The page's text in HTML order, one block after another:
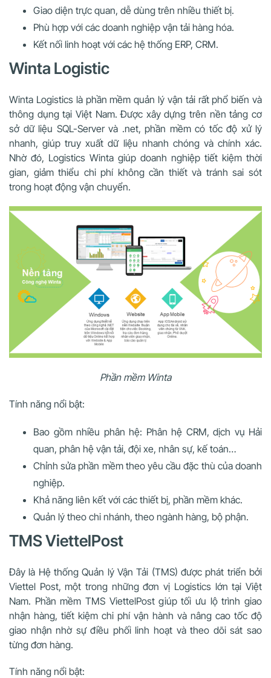
Giao diện trực quan, dễ dùng trên nhiều thiết bị.
Phù hợp với các doanh nghiệp vận tải hàng hóa.
Kết nối linh hoạt với các hệ thống ERP, CRM.
Winta Logistic
Winta Logistics là phần mềm quản lý vận tải rất phổ biến và
thông dụng tại Việt Nam. Được xây dựng trên nền tảng cơ
sở dữ liệu SQL-Server và .net, phần mềm có tốc độ xử lý
nhanh, giúp truy xuất dữ liệu nhanh chóng và chính xác.
Nhờ đó, Logistics Winta giúp doanh nghiệp tiết kiệm thời
gian, giảm thiểu chi phí không cần thiết và tránh sai sót
trong hoạt động vận chuyển.
Phần mềm Winta
Tính năng nổi bật:
Bao gồm nhiều phân hệ: Phân hệ CRM, dịch vụ Hải
quan, phân hệ vận tải, đội xe, nhân sự, kế toán…
Chỉnh sửa phần mềm theo yêu cầu đặc thù của doanh
nghiệp.
Khả năng liên kết với các thiết bị, phần mềm khác.
Quản lý theo chi nhánh, theo ngành hàng, bộ phận.
TMS ViettelPost
Đây là Hệ thống Quản lý Vận Tải (TMS) được phát triển bởi
Viettel Post, một trong những đơn vị Logistics lớn tại Việt
Nam. Phần mềm TMS ViettelPost giúp tối ưu lộ trình giao
nhận hàng, tiết kiệm chi phí vận hành và nâng cao tốc độ
giao nhận nhờ sự điều phối linh hoạt và theo dõi sát sao
từng đơn hàng.
Tính năng nổi bật: